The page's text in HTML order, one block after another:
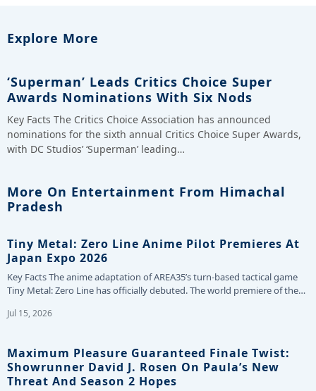
Explore More
‘Superman’ Leads Critics Choice Super
Awards Nominations With Six Nods
Key Facts The Critics Choice Association has announced
nominations for the sixth annual Critics Choice Super Awards,
with DC Studios’ ‘Superman’ leading…
More On Entertainment From Himachal
Pradesh
Tiny Metal: Zero Line Anime Pilot Premieres At
Japan Expo 2026
Key Facts The anime adaptation of AREA35’s turn-based tactical game
Tiny Metal: Zero Line has officially debuted. The world premiere of the…
Jul 15, 2026
Maximum Pleasure Guaranteed Finale Twist:
Showrunner David J. Rosen On Paula’s New
Threat And Season 2 Hopes